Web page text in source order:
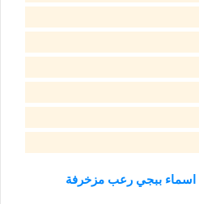
اسماء ببجي رعب مزخرفة